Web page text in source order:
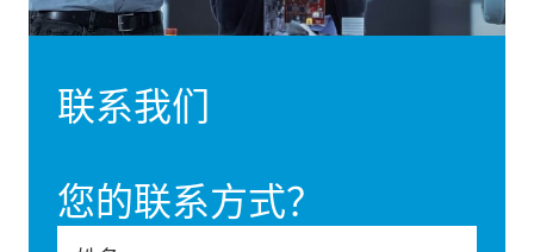
联系我们
您的联系方式？